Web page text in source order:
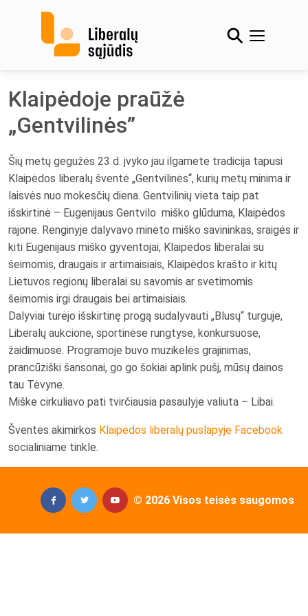
Klaipėdoje praūžė
„Gentvilinės”
Šių metų gegužės 23 d. įvyko jau ilgamete tradicija tapusi
Klaipėdos liberalų šventė „Gentvilinės“, kurių metų minima ir
laisvės nuo mokesčių diena. Gentvilinių vieta taip pat
išskirtinė – Eugenijaus Gentvilo miško glūduma, Klaipėdos
rajone. Renginyje dalyvavo minėto miško savininkas, sraigės ir
kiti Eugenijaus miško gyventojai, Klaipėdos liberalai su
šeimomis, draugais ir artimaisiais, Klaipėdos krašto ir kitų
Lietuvos regionų liberalai su savomis ar svetimomis
šeimomis irgi draugais bei artimaisiais.
Dalyviai turėjo išskirtinę progą sudalyvauti „Blusų“ turguje,
Liberalų aukcione, sportinėse rungtyse, konkursuose,
žaidimuose. Programoje buvo muzikėlės grajinimas,
prancūziški šansonai, go go šokiai aplink pušį, mūsų dainos
tau Tėvyne.
Miške cirkuliavo pati tvirčiausia pasaulyje valiuta – Libai.
Šventės akimirkos Klaipėdos liberalų puslapyje Facebook
socialiniame tinkle.
© 2026 Visos teisės saugomos